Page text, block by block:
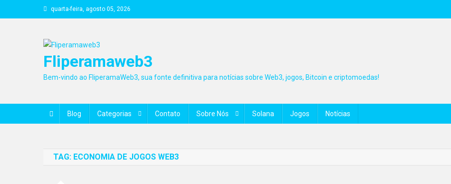
to
quarta-feira, agosto 05, 2026
Fliperamaweb3
Bem-vindo ao FliperamaWeb3, sua fonte definitiva para notícias sobre Web3, jogos, Bitcoin e criptomoedas!
Blog Categorias Contato Sobre Nós Solana Jogos Notícias
TAG: ECONOMIA DE JOGOS WEB3